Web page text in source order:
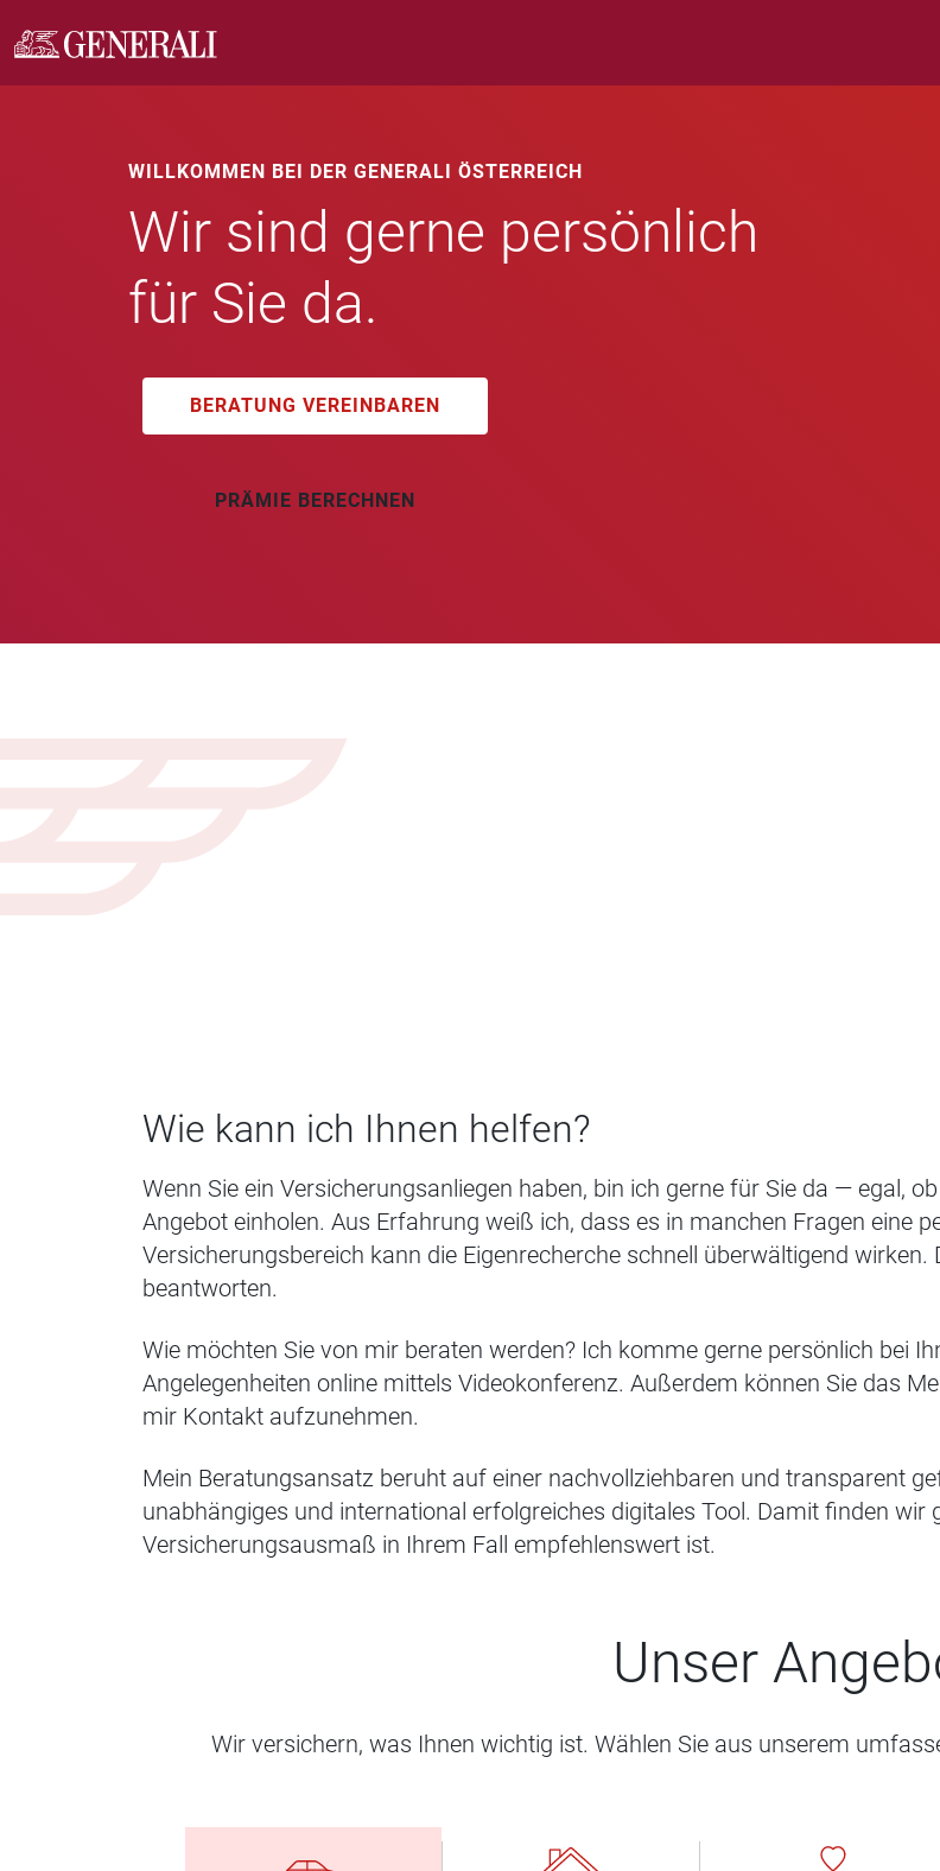
WILLKOMMEN BEI DER GENERALI ÖSTERREICH
Wir sind gerne persönlich
für Sie da.
BERATUNG VEREINBAREN
PRÄMIE BERECHNEN
Wie kann ich Ihnen helfen?
Wenn Sie ein Versicherungsanliegen haben, bin ich gerne für Sie da — egal,
Angebot einholen. Aus Erfahrung weiß ich, dass es in manchen Fragen eine
Versicherungsbereich kann die Eigenrecherche schnell überwältigend wirken.
beantworten.
Wie möchten Sie von mir beraten werden? Ich komme gerne persönlich bei
Angelegenheiten online mittels Videokonferenz. Außerdem können Sie das
mir Kontakt aufzunehmen.
Mein Beratungsansatz beruht auf einer nachvollziehbaren und transparent
unabhängiges und international erfolgreiches digitales Tool. Damit finden wir
Versicherungsausmaß in Ihrem Fall empfehlenswert ist.
Unser
Wir versichern, was Ihnen wichtig ist. Wählen Sie aus unserem